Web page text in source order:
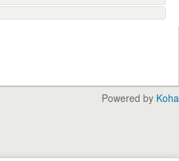
Powered by Koha